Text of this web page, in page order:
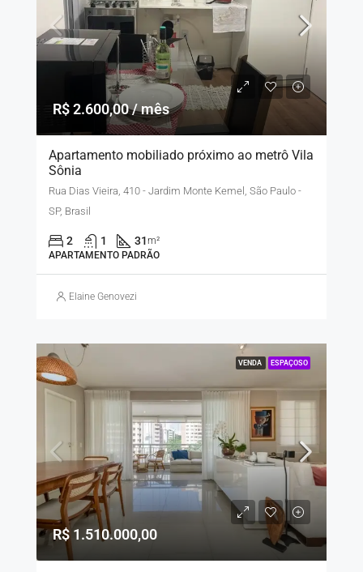
R$ 2.600,00 / mês
Apartamento mobiliado próximo ao metrô Vila
Sônia
Rua Dias Vieira, 410 - Jardim Monte Kemel, São Paulo -
SP, Brasil
2 1 31m²
APARTAMENTO PADRÃO
Elaine Genovezi
VENDA ESPAÇOSO
R$ 1.510.000,00